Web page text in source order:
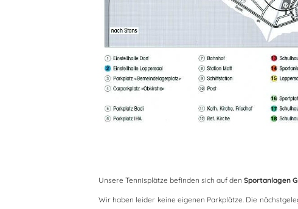
Unsere Tennisplätze befinden sich auf den Sportanlagen
Wir haben leider keine eigenen Parkplätze. Die